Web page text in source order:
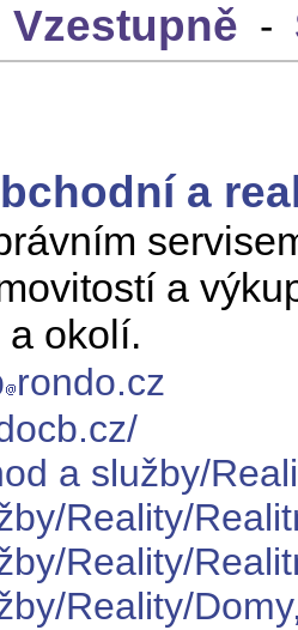
Vzestupně -
a
a
okolí.
rondo.cz
a služby/
Reality/
Reality/
Reality/